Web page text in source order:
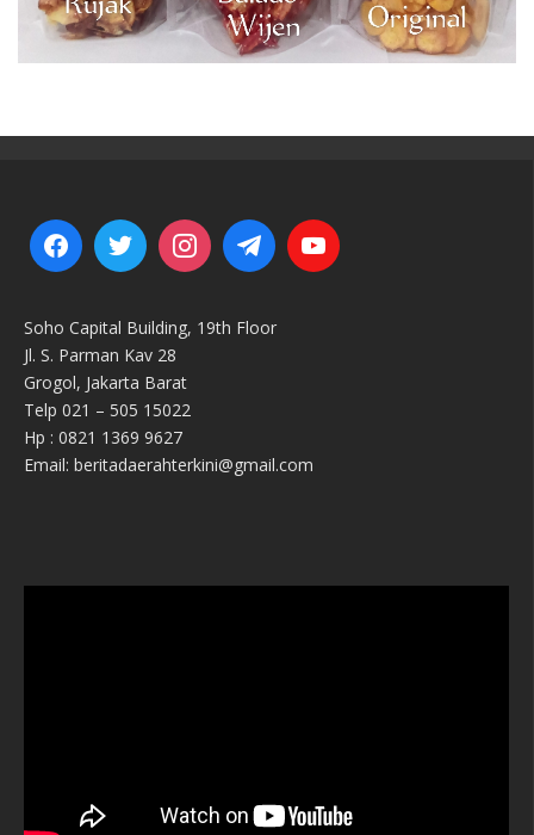
Soho Capital Building, 19th Floor
Jl. S. Parman Kav 28
Grogol, Jakarta Barat
Telp 021 – 505 15022
Hp : 0821 1369 9627
Email: beritadaerahterkini@gmail.com